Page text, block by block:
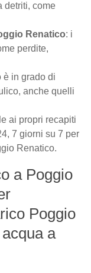
detriti, come
Renatico: i
perdite,
è in grado di
anche quelli
ai propri recapiti
7 giorni su 7 per
Renatico.
a Poggio
Poggio
a